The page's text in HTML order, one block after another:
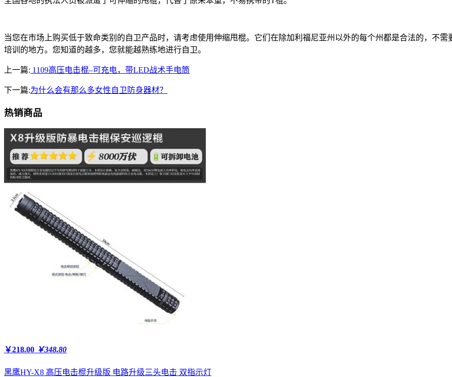
当您在市场上购买低于致命类别的自卫产品时，请考虑使用伸缩甩棍。它们在除加利福尼亚州以外的每个州都是合法的，不
培训的地方。您知道的越多，您就能越熟练地进行自卫。
上一篇: 1109高压电击棍–可充电，带LED战术手电筒
下一篇:为什么会有那么多女性自卫防身器材？
热销商品
￥218.00 ￥348.80
黑鹰HY-X8 高压电击棍升级版 电路升级三头电击 双指示灯